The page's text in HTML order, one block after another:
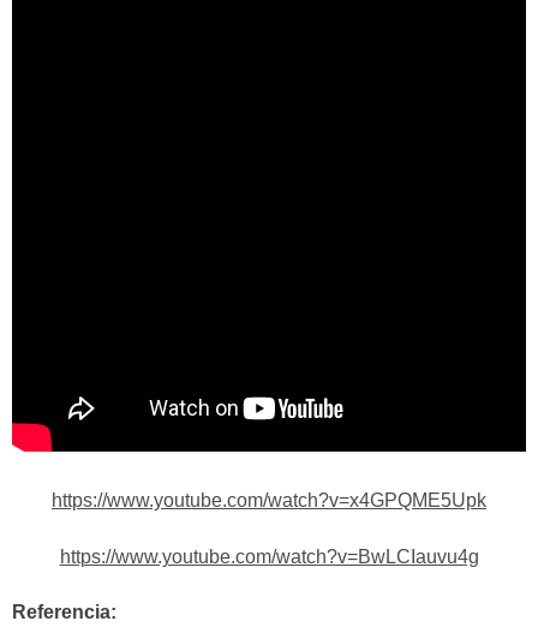
https://www.youtube.com/watch?v=x4GPQME5Upk
https://www.youtube.com/watch?v=BwLCIauvu4g
Referencia: